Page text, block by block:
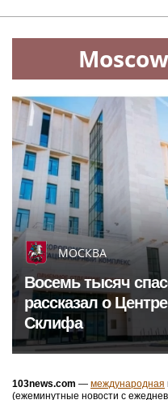
МОСКВА
Восемь тысяч
рассказал о
Склифа
103news.com — международная
(ежеминутные новости с